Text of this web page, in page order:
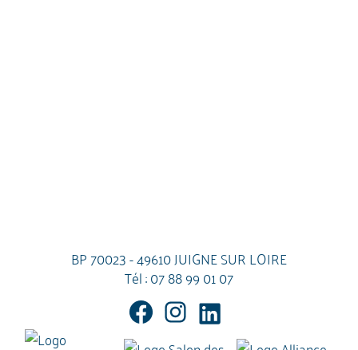
BP 70023 - 49610 JUIGNE SUR LOIRE
Tél :07 88 99 01 07